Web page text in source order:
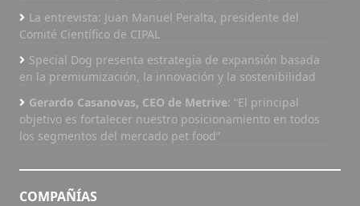
La entrevista: Juan Manuel Peralta, presidente del
Comité Científico de CIPAL
Special Dog presenta estrategia de expansión basada
en la premiumización, la innovación y la sostenibilidad
Gerardo Casanovas, CEO de Metrive: “El principal
objetivo es fortalecer nuestro posicionamiento en todos
los segmentos del mercado pet food”
COMPAÑÍAS